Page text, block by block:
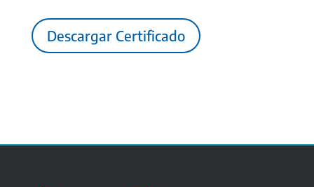
Descargar Certificado